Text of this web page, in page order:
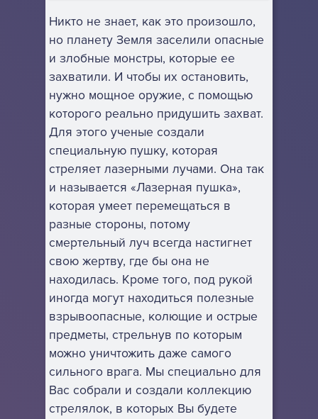
Никто не знает, как это произошло,
но планету Земля заселили опасные
и злобные монстры, которые ее
захватили. И чтобы их остановить,
нужно мощное оружие, с помощью
которого реально придушить захват.
Для этого ученые создали
специальную пушку, которая
стреляет лазерными лучами. Она так
и называется «Лазерная пушка»,
которая умеет перемещаться в
разные стороны, потому
смертельный луч всегда настигнет
свою жертву, где бы она не
находилась. Кроме того, под рукой
иногда могут находиться полезные
взрывоопасные, колющие и острые
предметы, стрельнув по которым
можно уничтожить даже самого
сильного врага. Мы специально для
Вас собрали и создали коллекцию
стрелялок, в которых Вы будете